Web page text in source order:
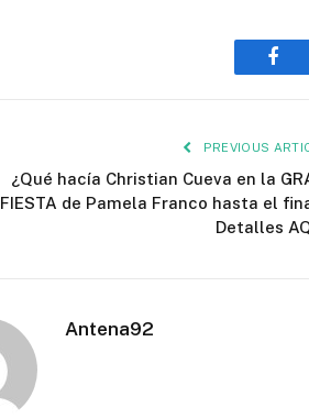
PREVIOUS
¿Qué hacía Christian Cueva en la
FIESTA de Pamela Franco hasta el
Detalles
Antena92